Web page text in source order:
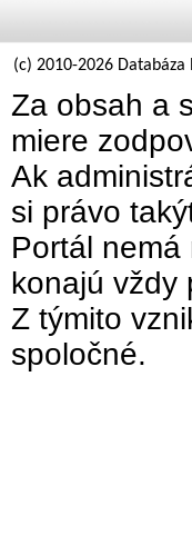
(c) 2010-2026 Databáza
Za obsah a
miere
Ak
si právo
Portál
konajú vždy
Z týmito
spoločné.